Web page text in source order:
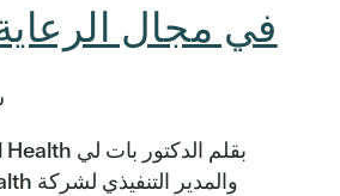
في مجال